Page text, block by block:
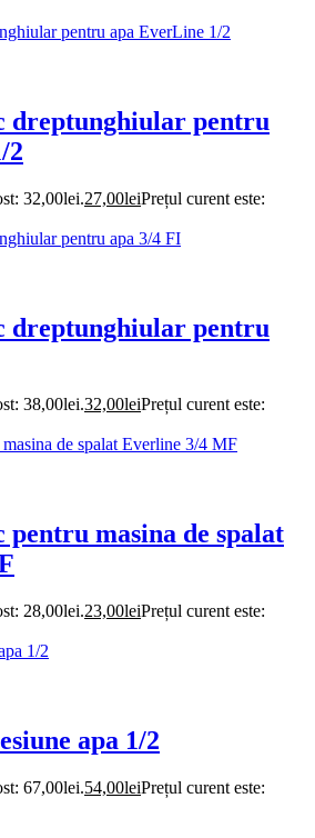
dreptunghiular pentru
2
32,00lei.27,00leiPrețul curent este:
dreptunghiular pentru
38,00lei.32,00leiPrețul curent este:
masina de spalat
28,00lei.23,00leiPrețul curent este:
apa 1/2
67,00lei.54,00leiPrețul curent este: